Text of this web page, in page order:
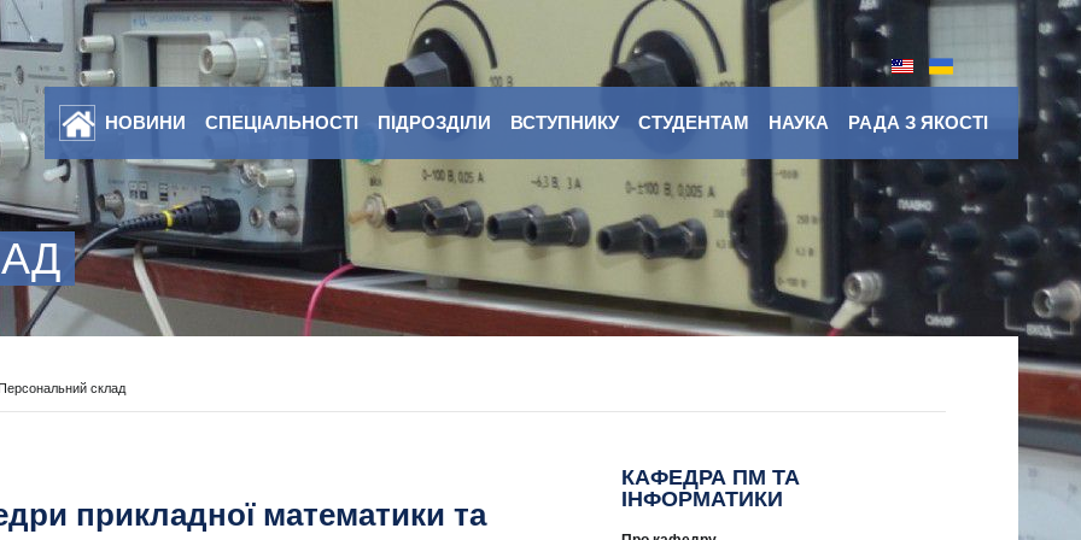
НОВИНИ СПЕЦІАЛЬНОСТІ ПІДРОЗДІЛИ ВСТУПНИКУ СТУДЕНТАМ НАУКА РАДА З ЯКОСТІ
склад
прикладної математики та
КАФЕДРА ПМ ТА
ІНФОРМАТИКИ